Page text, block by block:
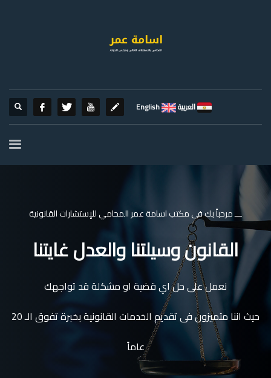
العربية English
ـــ مرحباً بك فى مكتب اسامة عمر المحامي للإستشارات القانونية
القانون وسيلتنا والعدل غايتنا
نعمل على حل اي قضية او مشكلة قد تواجهك
حيث اننا متميزون فى تقديم الخدمات القانونية بخبرة تفوق الـ 20
عاماً